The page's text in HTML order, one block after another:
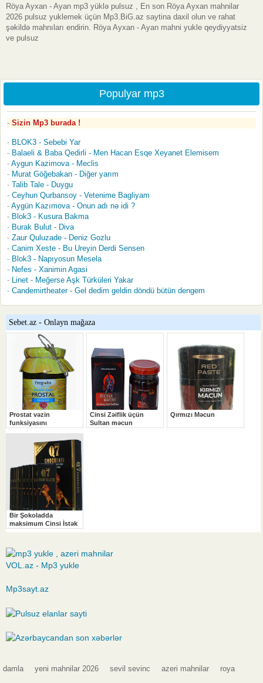
Röya Ayxan - Ayan mp3 yüklə pulsuz , En son Röya Ayxan mahnilar
2026 pulsuz yuklemek üçün Mp3.BiG.az saytina daxil olun ve rahat
şəkildə mahnıları endirin. Röya Ayxan - Ayan mahni yukle qeydiyyatsiz
ve pulsuz
Populyar mp3
Sizin Mp3 burada !
BLOK3 - Sebebi Yar
Balaeli & Baba Qedirli - Men Hacan Esqe Xeyanet Elemisem
Aygun Kazimova - Meclis
Murat Göğebakan - Diğer yarım
Talib Tale - Duygu
Ceyhun Qurbansoy - Vetenime Bagliyam
Aygün Kazımova - Onun adı nə idi ?
Blok3 - Kusura Bakma
Burak Bulut - Diva
Zaur Quluzade - Deniz Gozlu
Canim Xeste - Bu Ureyin Derdi Sensen
Blok3 - Napıyosun Mesela
Nefes - Xanimin Agasi
Linet - Meğerse Aşk Türküleri Yakar
Candemirtheater - Gel dedim geldin döndü bütün dengem
VOL.az - Mp3 yukle
Mp3sayt.az
damla yeni mahnilar 2026 sevil sevinc azeri mahnilar roya